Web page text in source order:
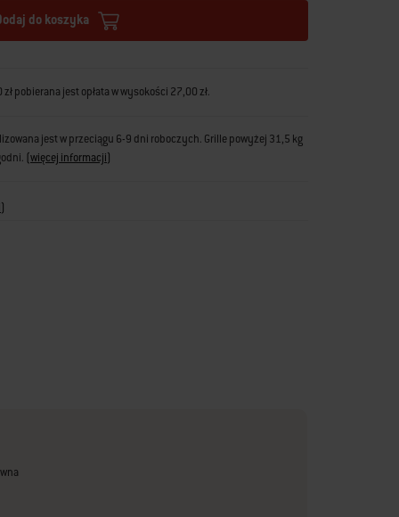
do koszyka
pobierana jest opłata w wysokości 27,00 zł.
jest w przeciągu 6-9 dni roboczych. Grille powyżej 31,5 kg
(więcej informacji)
)